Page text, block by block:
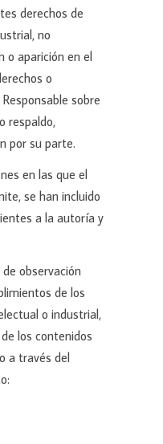
derechos de
no
o aparición en el
o
sobre
respaldo,
por su parte.
en las que el
se han incluido
a la autoría y
observación
de los
o industrial,
los contenidos
a través del